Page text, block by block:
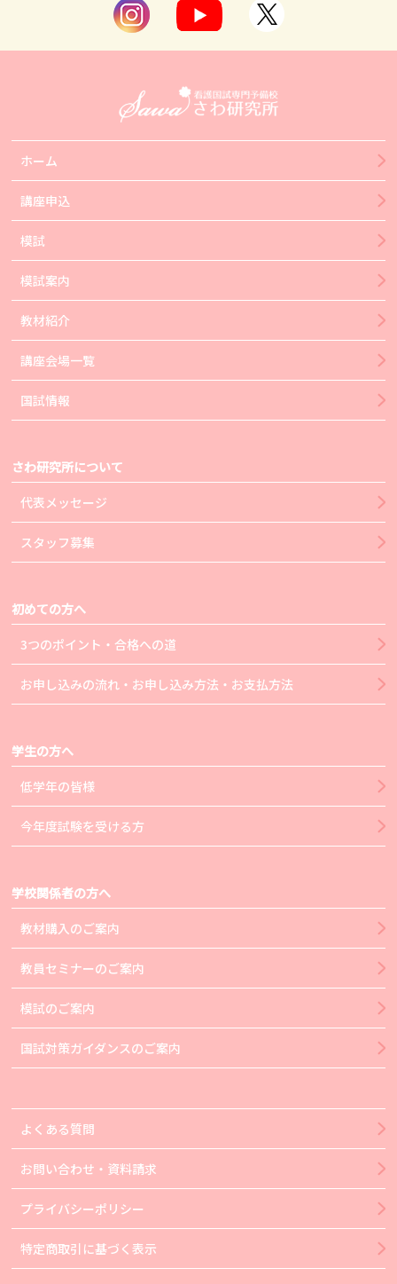
ホーム
講座申込
模試
模試案内
教材紹介
講座会場一覧
国試情報
さわ研究所について
代表メッセージ
スタッフ募集
初めての方へ
3つのポイント・合格への道
お申し込みの流れ・お申し込み方法・お支払方法
学生の方へ
低学年の皆様
今年度試験を受ける方
学校関係者の方へ
教材購入のご案内
教員セミナーのご案内
模試のご案内
国試対策ガイダンスのご案内
よくある質問
お問い合わせ・資料請求
プライバシーポリシー
特定商取引に基づく表示